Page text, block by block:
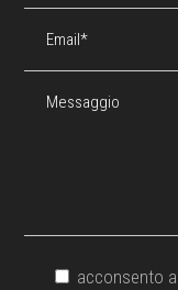
acconsento